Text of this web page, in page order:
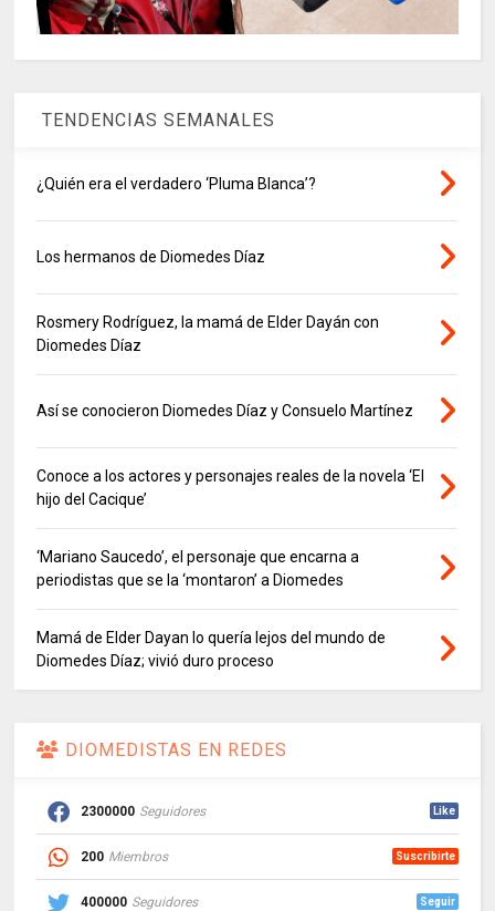
TENDENCIAS SEMANALES
¿Quién era el verdadero ‘Pluma Blanca’?
Los hermanos de Diomedes Díaz
Rosmery Rodríguez, la mamá de Elder Dayán con
Diomedes Díaz
Así se conocieron Diomedes Díaz y Consuelo Martínez
Conoce a los actores y personajes reales de la novela ‘El
hijo del Cacique’
‘Mariano Saucedo’, el personaje que encarna a
periodistas que se la ‘montaron’ a Diomedes
Mamá de Elder Dayan lo quería lejos del mundo de
Diomedes Díaz; vivió duro proceso
DIOMEDISTAS EN REDES
2300000 Seguidores Like
200 Miembros Suscribirte
400000 Seguidores Seguir